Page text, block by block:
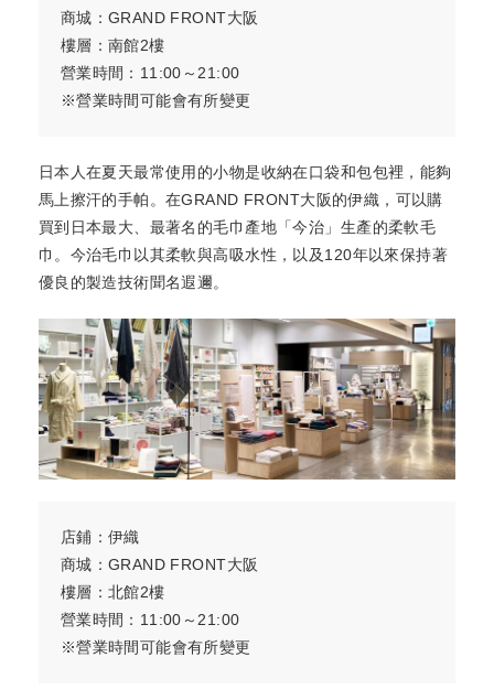
商城：GRAND FRONT大阪
樓層：南館2樓
營業時間：11:00～21:00
※營業時間可能會有所變更
日本人在夏天最常使用的小物是收納在口袋和包包裡，能夠
馬上擦汗的手帕。在GRAND FRONT大阪的伊織，可以購
買到日本最大、最著名的毛巾產地「今治」生產的柔軟毛
巾。今治毛巾以其柔軟與高吸水性，以及120年以來保持著
優良的製造技術聞名遐邇。
店鋪：伊織
商城：GRAND FRONT大阪
樓層：北館2樓
營業時間：11:00～21:00
※營業時間可能會有所變更